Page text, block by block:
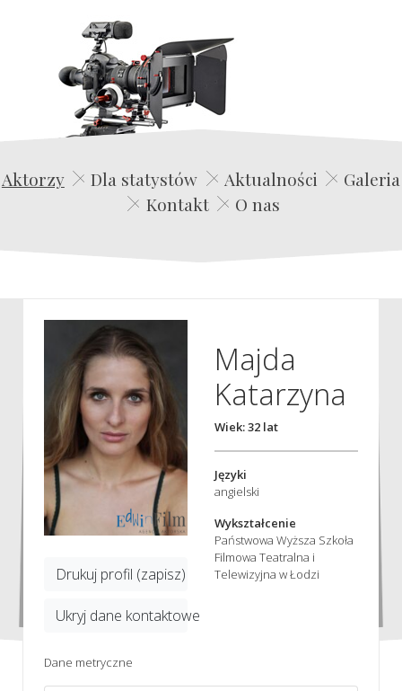
Edwin Film Agencja Aktorska
Aktorzy Dla statystów Aktualności
Galeria
Kontakt
O nas
Drukuj profil (zapisz)
Ukryj dane kontaktowe
Majda
Katarzyna
Wiek: 32 lat
Języki
angielski
Wykształcenie
Państwowa Wyższa Szkoła
Filmowa Teatralna i
Telewizyjna w Łodzi
Dane metryczne